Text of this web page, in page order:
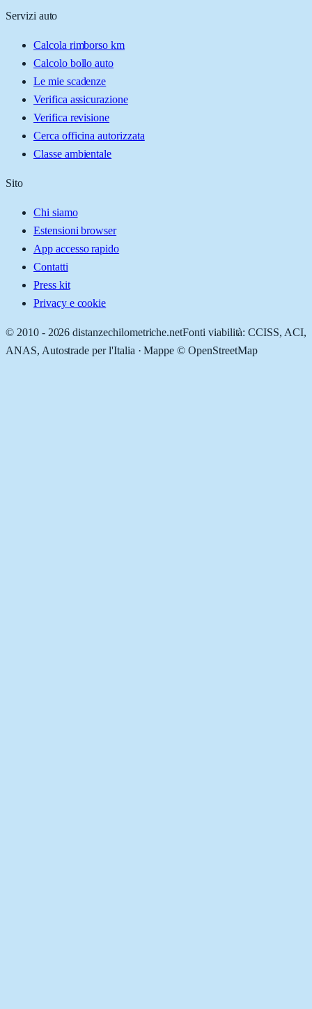
Servizi auto
Calcola rimborso km
Calcolo bollo auto
Le mie scadenze
Verifica assicurazione
Verifica revisione
Cerca officina autorizzata
Classe ambientale
Sito
Chi siamo
Estensioni browser
App accesso rapido
Contatti
Press kit
Privacy e cookie
© 2010 - 2026 distanzechilometriche.netFonti viabilità: CCISS, ACI,
ANAS, Autostrade per l'Italia · Mappe © OpenStreetMap